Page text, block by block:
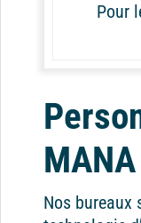
Pour
MANA
Nos bureaux